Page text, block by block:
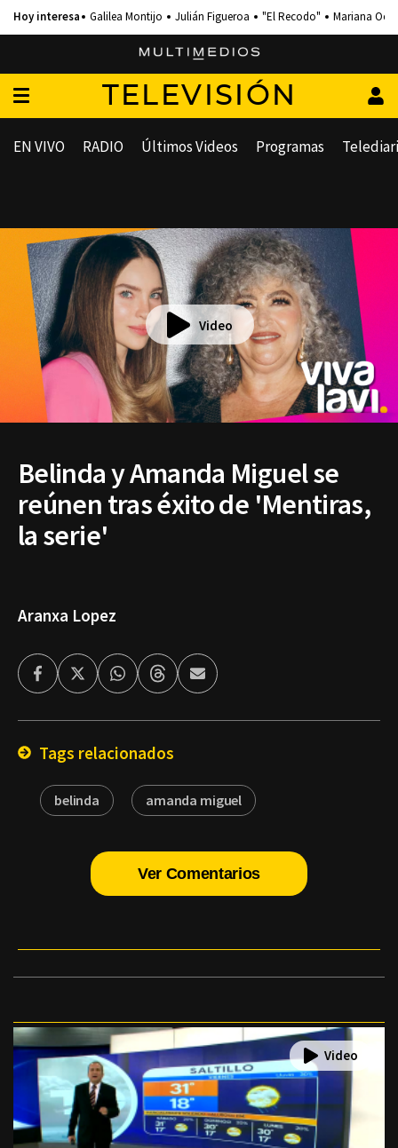
Galilea Montijo Julián Figueroa "El Recodo" Mariana
TELEVISIÓN
EN VIVO RADIO Últimos Videos Programas
Video
Belinda y Amanda Miguel se
reúnen tras éxito de 'Mentiras,
la serie'
Aranxa Lopez
FacebookTwitterWhatsappThreadsEnviar
por
Tags relacionados
belinda amanda miguel
Ver Comentarios